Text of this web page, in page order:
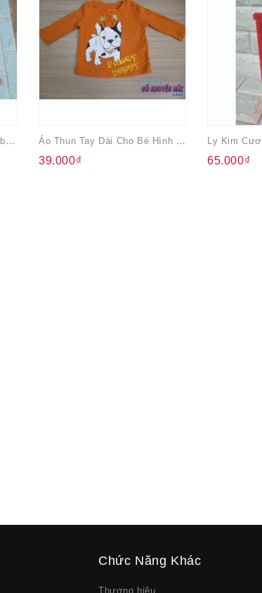
39.000₫ 65.000₫
Chức Năng Khác
Thương hiệu